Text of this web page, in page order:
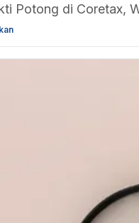
Potong di Coretax,